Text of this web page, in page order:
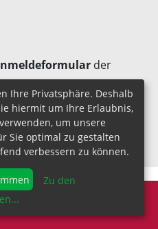
der
Ihre Privatsphäre. Deshalb
hiermit um Ihre Erlaubnis,
um unsere
Sie optimal zu gestalten
verbessern zu können.
Zu den
...